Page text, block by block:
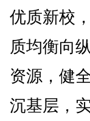
优质新校
质均衡向
资源，健
沉基层，